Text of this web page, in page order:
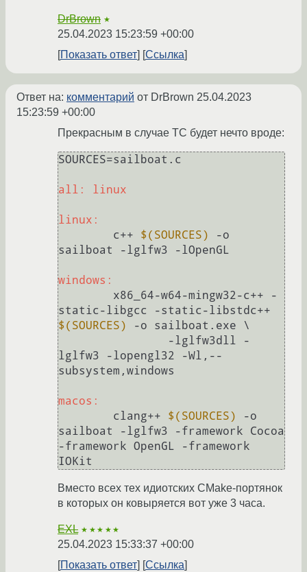
DrBrown ★
25.04.2023 15:23:59 +00:00
Показать ответ
Ссылка
Ответ на: комментарий от DrBrown 25.04.2023
15:23:59 +00:00
Прекрасным в случае ТС будет нечто вроде:
SOURCES=sailboat.c
all: linux
linux:
	c++
$(SOURCES)
-o
sailboat -lglfw3 -lOpenGL
windows:
$(SOURCES)
-o sailboat.exe \
lglfw3 -lopengl32 -Wl,--
subsystem,windows
macos:
	clang++
$(SOURCES)
-o
sailboat -lglfw3 -framework Cocoa
-framework OpenGL -framework
Вместо всех тех идиотских CMake-портянок
в которых он ковыряется вот уже 3 часа.
EXL ★★★★★
25.04.2023 15:33:37 +00:00
Показать ответ
Ссылка